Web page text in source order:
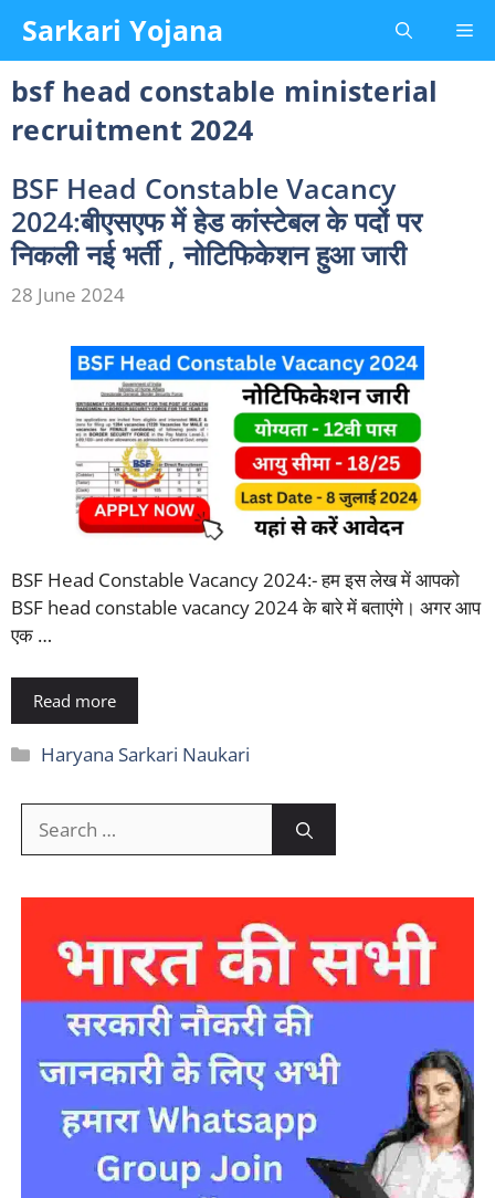
content
Sarkari Yojana
bsf head constable ministerial
recruitment 2024
BSF Head Constable Vacancy
2024:बीएसएफ में हेड कांस्टेबल के पदों पर
निकली नई भर्ती , नोटिफिकेशन हुआ जारी
28 June 2024
BSF Head Constable Vacancy 2024:- हम इस लेख में आपको
BSF head constable vacancy 2024 के बारे में बताएंगे। अगर आप
एक …
Read more
Categories
Haryana Sarkari Naukari
for: